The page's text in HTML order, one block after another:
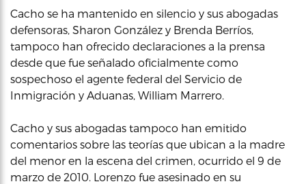
Cacho se ha mantenido en silencio y sus abogadas
defensoras, Sharon González y Brenda Berríos,
tampoco han ofrecido declaraciones a la prensa
desde que fue señalado oficialmente como
sospechoso el agente federal del Servicio de
Inmigración y Aduanas, William Marrero.
Cacho y sus abogadas tampoco han emitido
comentarios sobre las teorías que ubican a la madre
del menor en la escena del crimen, ocurrido el 9 de
marzo de 2010. Lorenzo fue asesinado en su